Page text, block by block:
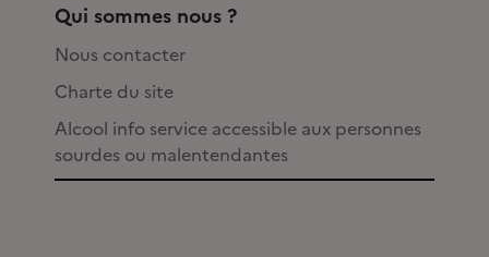
Qui sommes nous ?
Nous contacter
Charte du site
Alcool info service accessible aux personnes
sourdes ou malentendantes